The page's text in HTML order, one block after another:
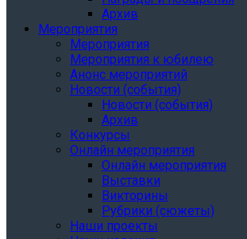
Архив
Мероприятия
Мероприятия
Мероприятия к юбилею
Анонс мероприятий
Новости (события)
Новости (события)
Архив
Конкурсы
Онлайн мероприятия
Онлайн мероприятия
Выставки
Викторины
Рубрики (сюжеты)
Наши проекты